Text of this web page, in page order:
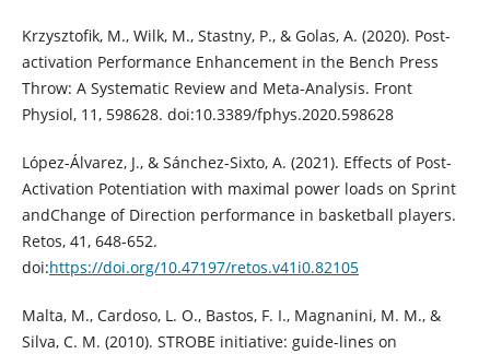
Krzysztofik, M., Wilk, M., Stastny, P., & Golas, A. (2020). Post-
activation Performance Enhancement in the Bench Press
Throw: A Systematic Review and Meta-Analysis. Front
Physiol, 11, 598628. doi:10.3389/fphys.2020.598628
López-Álvarez, J., & Sánchez-Sixto, A. (2021). Effects of Post-
Activation Potentiation with maximal power loads on Sprint
andChange of Direction performance in basketball players.
Retos, 41, 648-652.
doi:https://doi.org/10.47197/retos.v41i0.82105
Malta, M., Cardoso, L. O., Bastos, F. I., Magnanini, M. M., &
Silva, C. M. (2010). STROBE initiative: guide-lines on